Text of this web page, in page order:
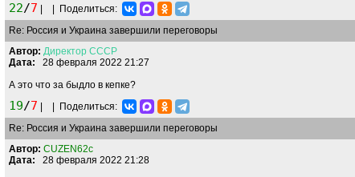
22/7
Поделиться:
Re: Россия и Украина завершили переговоры
Автор: Директор СССР
Дата: 28 февраля 2022 21:27
А это что за быдло в кепке?
19/7
Поделиться:
Re: Россия и Украина завершили переговоры
Автор: CUZEN62c
Дата: 28 февраля 2022 21:28